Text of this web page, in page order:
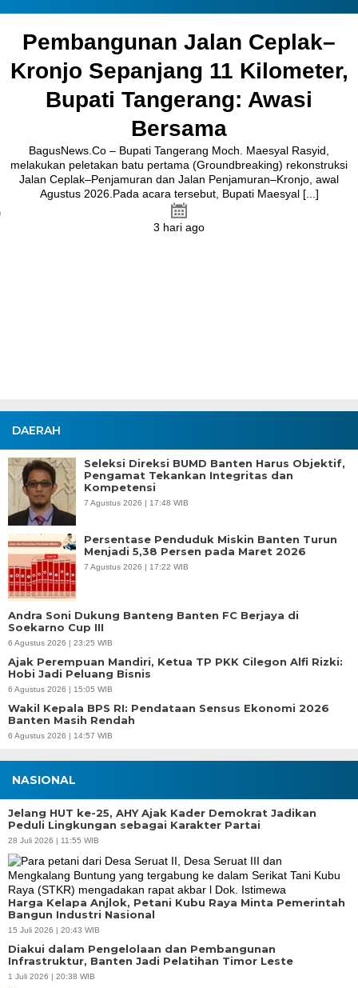
Pembangunan Jalan Ceplak–
Kronjo Sepanjang 11 Kilometer,
Bupati Tangerang: Awasi
Bersama
BagusNews.Co – Bupati Tangerang Moch. Maesyal Rasyid,
melakukan peletakan batu pertama (Groundbreaking) rekonstruksi
Jalan Ceplak–Penjamuran dan Jalan Penjamuran–Kronjo, awal
Agustus 2026.Pada acara tersebut, Bupati Maesyal [...]
3 hari ago
DAERAH
Seleksi Direksi BUMD Banten Harus Objektif,
Pengamat Tekankan Integritas dan
Kompetensi
7 Agustus 2026 | 17:48 WIB
Persentase Penduduk Miskin Banten Turun
Menjadi 5,38 Persen pada Maret 2026
7 Agustus 2026 | 17:22 WIB
Andra Soni Dukung Banteng Banten FC Berjaya di
Soekarno Cup III
6 Agustus 2026 | 23:25 WIB
Ajak Perempuan Mandiri, Ketua TP PKK Cilegon Alfi Rizki:
Hobi Jadi Peluang Bisnis
6 Agustus 2026 | 15:05 WIB
Wakil Kepala BPS RI: Pendataan Sensus Ekonomi 2026
Banten Masih Rendah
6 Agustus 2026 | 14:57 WIB
NASIONAL
Jelang HUT ke-25, AHY Ajak Kader Demokrat Jadikan
Peduli Lingkungan sebagai Karakter Partai
28 Juli 2026 | 11:55 WIB
Harga Kelapa Anjlok, Petani Kubu Raya Minta Pemerintah
Bangun Industri Nasional
15 Juli 2026 | 20:43 WIB
Diakui dalam Pengelolaan dan Pembangunan
Infrastruktur, Banten Jadi Pelatihan Timor Leste
1 Juli 2026 | 20:38 WIB